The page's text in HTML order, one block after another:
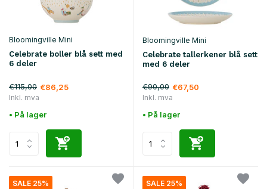
Bloomingville Mini
Celebrate boller blå sett med
6 deler
€115,00 €86,25
Inkl. mva
• På lager
Bloomingville Mini
Celebrate tallerkener blå sett
med 6 deler
€90,00 €67,50
Inkl. mva
• På lager
SALE 25% SALE 25%